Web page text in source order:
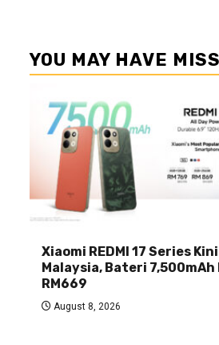
YOU MAY HAVE
Xiaomi REDMI 17 Series
Malaysia, Bateri 7,500mAh
RM669
August 8, 2026